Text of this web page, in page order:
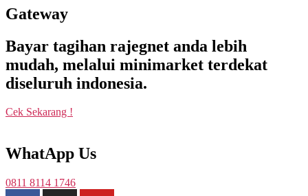
Gateway
Bayar tagihan rajegnet anda lebih
mudah, melalui minimarket terdekat
diseluruh indonesia.
Cek Sekarang !
WhatApp Us
0811 8114 1746